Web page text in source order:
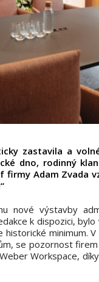
zastavila a
dno, rodinný
Adam Zvada
nové výstavby
k dispozici,
historické minimum.
se pozornost
Workspace,